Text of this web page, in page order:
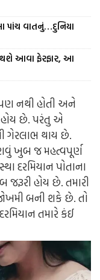
પાંચ વાતનું…દુનિયા
થશે આવા ફેરફાર, આ
નથી હોતી અને
છે. પરંતુ એ
ગેરલાભ થાય છે.
ખુબ જ મહત્વપૂર્ણ
દરમિયાન પોતાના
હોય છે. તમારી
બની શકે છે. તો
તમારે કંઈ